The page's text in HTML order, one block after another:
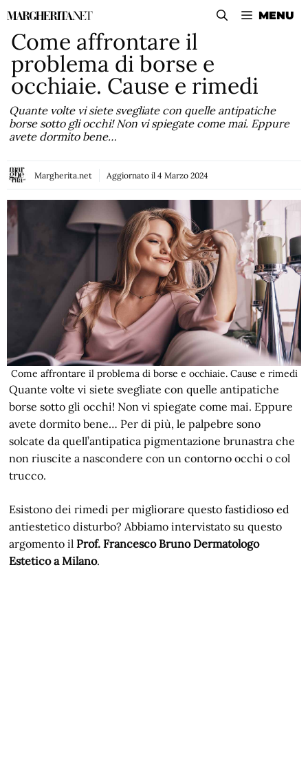
Vai
contenuto
MENU
Come affrontare il
problema di borse e
occhiaie. Cause e rimedi
Quante volte vi siete svegliate con quelle antipatiche
borse sotto gli occhi! Non vi spiegate come mai. Eppure
avete dormito bene…
Margherita.net Aggiornato il 4 Marzo 2024
Come affrontare il problema di borse e occhiaie. Cause e rimedi
Quante volte vi siete svegliate con quelle antipatiche
borse sotto gli occhi! Non vi spiegate come mai. Eppure
avete dormito bene… Per di più, le palpebre sono
solcate da quell’antipatica pigmentazione brunastra che
non riuscite a nascondere con un contorno occhi o col
trucco.
Esistono dei rimedi per migliorare questo fastidioso ed
antiestetico disturbo? Abbiamo intervistato su questo
argomento ilProf. Francesco Bruno Dermatologo
Estetico a Milano.